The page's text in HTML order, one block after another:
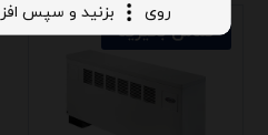
روی بزنید و سپس
تماس بگیرید